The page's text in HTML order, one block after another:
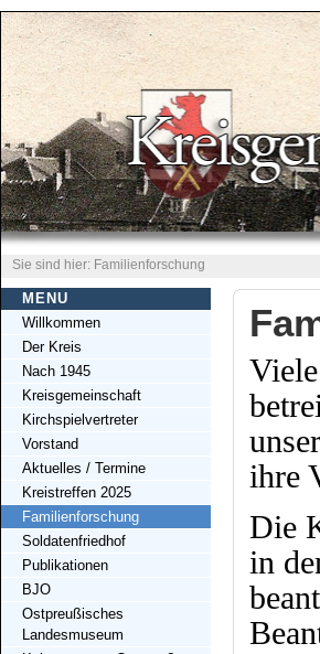
Sie sind hier: Familienforschung
MENU
Willkommen
Der Kreis
Nach 1945
Kreisgemeinschaft
Kirchspielvertreter
Vorstand
Aktuelles / Termine
Kreistreffen 2025
Familienforschung
Soldatenfriedhof
Publikationen
BJO
Ostpreußisches
Landesmuseum
ihre
Die
in